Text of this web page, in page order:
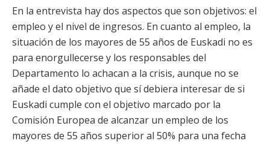
En la entrevista hay dos aspectos que son objetivos: el
empleo y el nivel de ingresos. En cuanto al empleo, la
situación de los mayores de 55 años de Euskadi no es
para enorgullecerse y los responsables del
Departamento lo achacan a la crisis, aunque no se
añade el dato objetivo que sí debiera interesar de si
Euskadi cumple con el objetivo marcado por la
Comisión Europea de alcanzar un empleo de los
mayores de 55 años superior al 50% para una fecha